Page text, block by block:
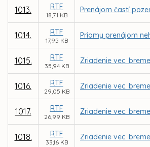
1013. RTF
18,71 KB
Prenájom častí
1014. RTF
17,95 KB
Priamy prenájom
1015. RTF
35,94 KB
Zriadenie vec.
1016. RTF
29,05 KB
Zriadenie vec.
1017. RTF
26,99 KB
Zriadenie vec.
1018. RTF
33,16 KB
Zriadenie vec.